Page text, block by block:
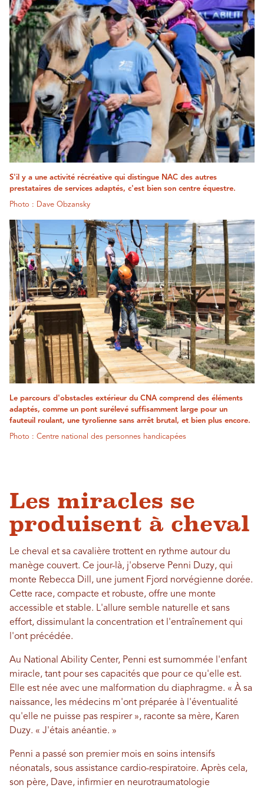
S'il y a une activité récréative qui distingue NAC des autres
prestataires de services adaptés, c'est bien son centre équestre.
Photo : Dave Obzansky
Le parcours d'obstacles extérieur du CNA comprend des éléments
adaptés, comme un pont surélevé suffisamment large pour un
fauteuil roulant, une tyrolienne sans arrêt brutal, et bien plus encore.
Photo : Centre national des personnes handicapées
Les miracles se
produisent à cheval
Le cheval et sa cavalière trottent en rythme autour du
manège couvert. Ce jour-là, j'observe Penni Duzy, qui
monte Rebecca Dill, une jument Fjord norvégienne dorée.
Cette race, compacte et robuste, offre une monte
accessible et stable. L'allure semble naturelle et sans
effort, dissimulant la concentration et l'entraînement qui
l'ont précédée.
Au National Ability Center, Penni est surnommée l'enfant
miracle, tant pour ses capacités que pour ce qu'elle est.
Elle est née avec une malformation du diaphragme. « À sa
naissance, les médecins m'ont préparée à l'éventualité
qu'elle ne puisse pas respirer », raconte sa mère, Karen
Duzy. « J'étais anéantie. »
Penni a passé son premier mois en soins intensifs
néonatals, sous assistance cardio-respiratoire. Après cela,
son père, Dave, infirmier en neurotraumatologie